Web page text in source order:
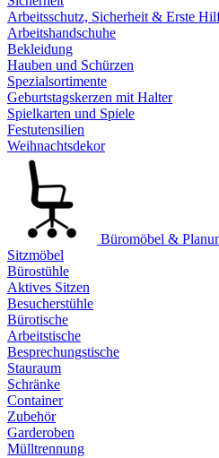
Arbeitsschutz, Sicherheit & Erste
Arbeitshandschuhe
Bekleidung
Hauben und Schürzen
Spezialsortimente
Geburtstagskerzen mit Halter
Spielkarten und Spiele
Festutensilien
Weihnachtsdekor
Büromöbel &
Sitzmöbel
Bürostühle
Aktives Sitzen
Besucherstühle
Bürotische
Arbeitstische
Besprechungstische
Stauraum
Schränke
Container
Zubehör
Garderoben
Mülltrennung